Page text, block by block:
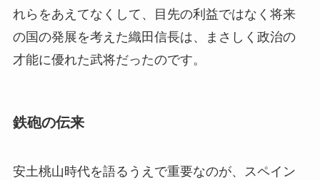
れらをあえてなくして、目先の利益ではなく将来
の国の発展を考えた織田信長は、まさしく政治の
才能に優れた武将だったのです。
鉄砲の伝来
安土桃山時代を語るうえで重要なのが、スペイン